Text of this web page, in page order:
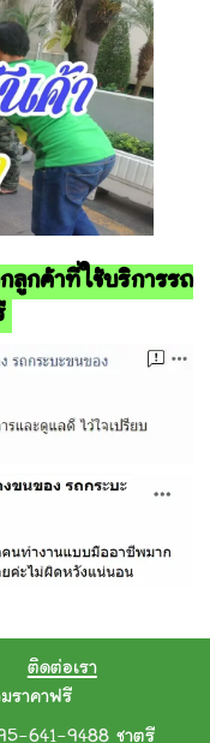
ลูกค้าที่ใช้บริการรถ
ติดต่อเรา
ราคาฟรี
641-9488 ชาตรี